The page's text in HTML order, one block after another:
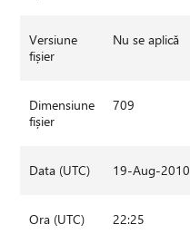
Versiune
fișier
Nu se aplică
Dimensiune
fișier
709
Data (UTC) 19-Aug-2010
Ora (UTC) 22:25